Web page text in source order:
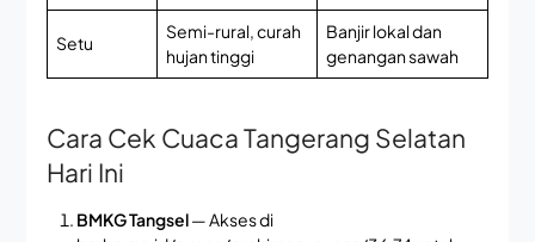
Setu
Semi-rural, curah
hujan tinggi
Banjir lokal dan
genangan sawah
Cara Cek Cuaca Tangerang Selatan
Hari Ini
BMKG Tangsel— Akses di